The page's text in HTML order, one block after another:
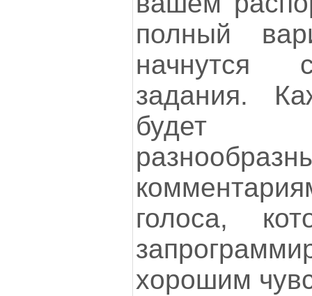
полный
начнутся
задания.
будет
голоса,
хорошим